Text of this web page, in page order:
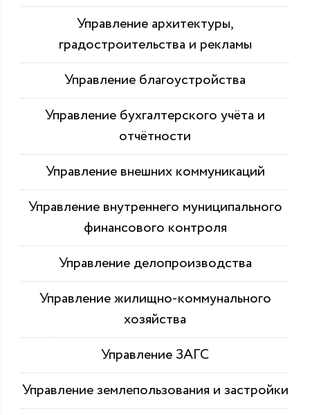
Управление архитектуры,
градостроительства и рекламы
Управление благоустройства
Управление бухгалтерского учёта и
отчётности
Управление внешних коммуникаций
Управление внутреннего муниципального
финансового контроля
Управление делопроизводства
Управление жилищно-коммунального
хозяйства
Управление ЗАГС
Управление землепользования и застройки